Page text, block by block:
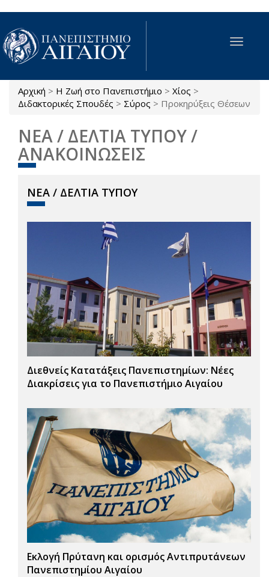
Παράκαμψη προς το κυρίως περιεχόμενο
Toggle
Είστε εδώ
Αρχική > Η Ζωή στο Πανεπιστήμιο > Χίος >
Διδακτορικές Σπουδές > Σύρος > Προκηρύξεις Θέσεων
ΝΕΑ / ΔΕΛΤΙΑ ΤΥΠΟΥ /
ΑΝΑΚΟΙΝΩΣΕΙΣ
ΝΕΑ / ΔΕΛΤΙΑ ΤΥΠΟΥ
Διεθνείς Κατατάξεις Πανεπιστημίων: Νέες
Διακρίσεις για το Πανεπιστήμιο Αιγαίου
Εκλογή Πρύτανη και ορισμός Αντιπρυτάνεων
Πανεπιστημίου Αιγαίου